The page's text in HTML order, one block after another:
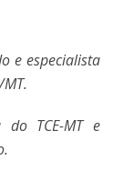
e especialista
do TCE-MT e